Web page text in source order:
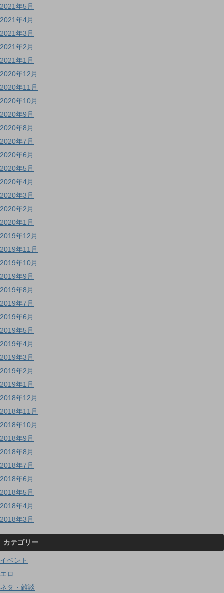
2021年5月
2021年4月
2021年3月
2021年2月
2021年1月
2020年12月
2020年11月
2020年10月
2020年9月
2020年8月
2020年7月
2020年6月
2020年5月
2020年4月
2020年3月
2020年2月
2020年1月
2019年12月
2019年11月
2019年10月
2019年9月
2019年8月
2019年7月
2019年6月
2019年5月
2019年4月
2019年3月
2019年2月
2019年1月
2018年12月
2018年11月
2018年10月
2018年9月
2018年8月
2018年7月
2018年6月
2018年5月
2018年4月
2018年3月
カテゴリー
イベント
エロ
ネタ・雑談